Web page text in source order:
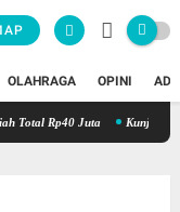
OLAHRAGA OPINI
Rp40 Juta Kunjungi Booth